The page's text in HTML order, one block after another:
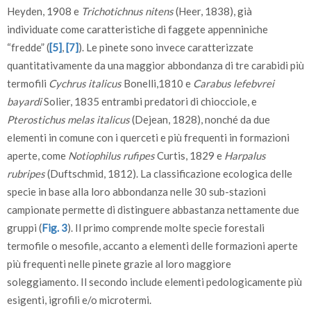
Heyden, 1908 e Trichotichnus nitens(Heer, 1838), già
individuate come caratteristiche di faggete appenniniche
“fredde” ([5],[7]). Le pinete sono invece caratterizzate
quantitativamente da una maggior abbondanza di tre carabidi più
termofili Cychrus italicusBonelli,1810 e Carabus lefebvrei
bayardiSolier, 1835 entrambi predatori di chiocciole, e
Pterostichus melas italicus(Dejean, 1828), nonché da due
elementi in comune con i querceti e più frequenti in formazioni
aperte, come Notiophilus rufipesCurtis, 1829 e Harpalus
rubripes(Duftschmid, 1812). La classificazione ecologica delle
specie in base alla loro abbondanza nelle 30 sub-stazioni
campionate permette di distinguere abbastanza nettamente due
gruppi (Fig. 3). Il primo comprende molte specie forestali
termofile o mesofile, accanto a elementi delle formazioni aperte
più frequenti nelle pinete grazie al loro maggiore
soleggiamento. Il secondo include elementi pedologicamente più
esigenti, igrofili e/o microtermi.